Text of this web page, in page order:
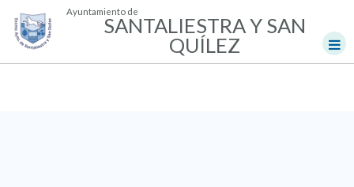
Ayuntamiento de
SANTALIESTRA Y SAN
QUÍLEZ